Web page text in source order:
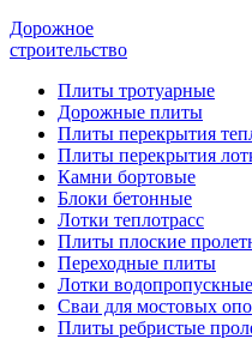
Дорожное
строительство
Плиты тротуарные
Дорожные плиты
Плиты перекрытия
Плиты перекрытия
Камни бортовые
Блоки бетонные
Лотки теплотрасс
Плиты плоские
Переходные плиты
Лотки
Сваи для мостовых
Плиты ребристые